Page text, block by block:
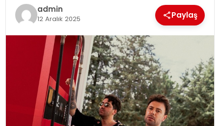
OTOMOBIL
admin
12 Aralık 2025 Paylaş